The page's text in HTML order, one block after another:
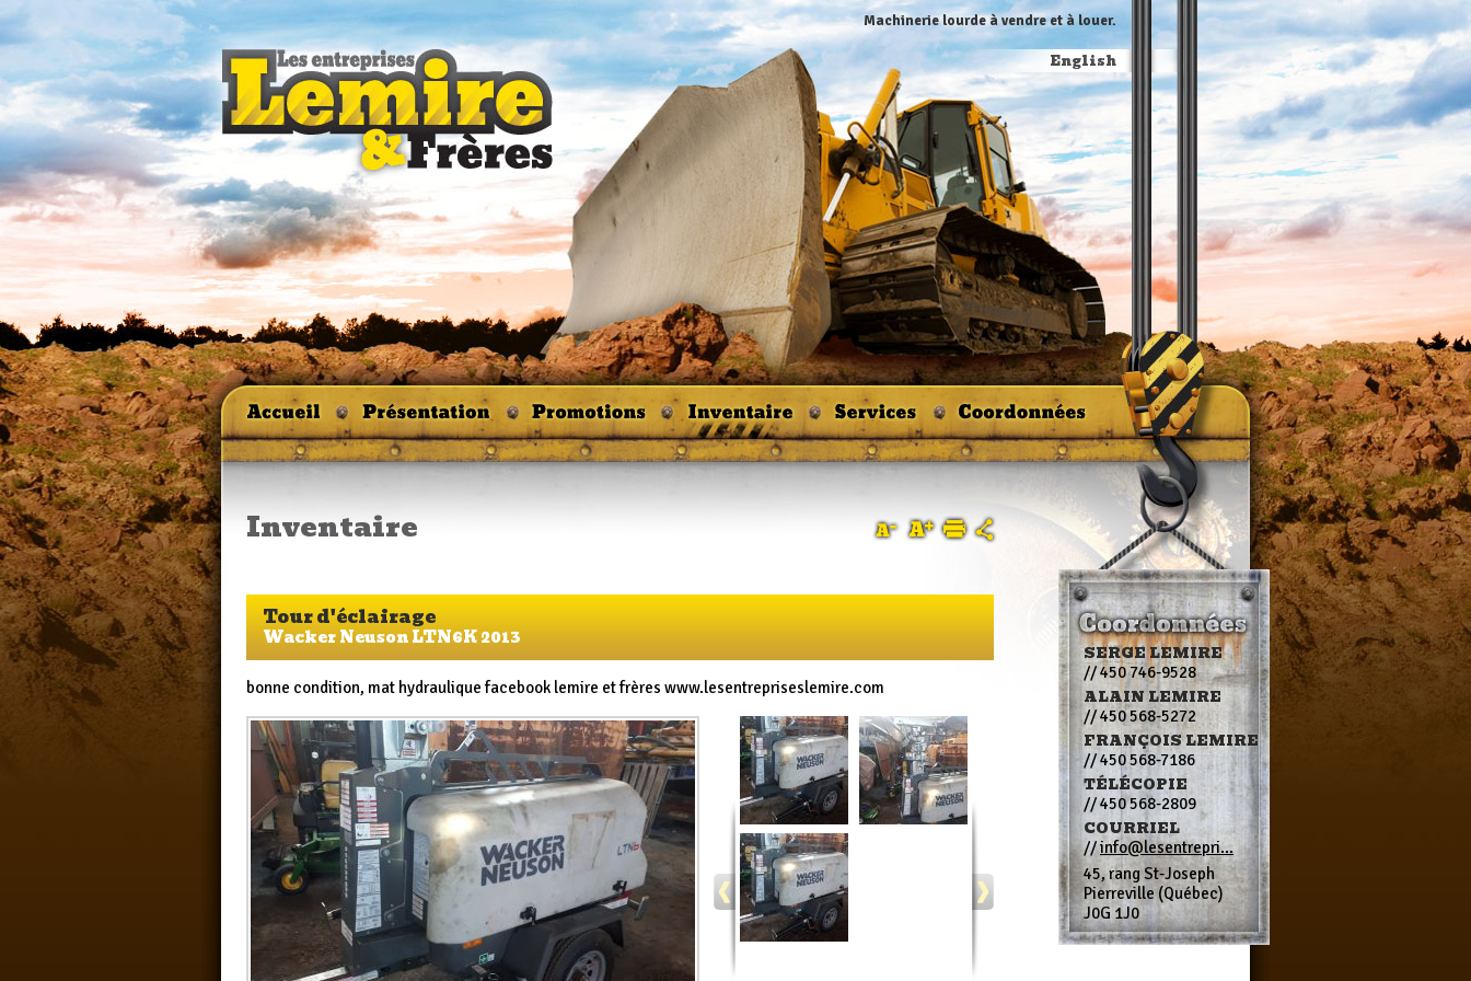
Machinerie lourde à vendre et à louer.
English
SERGE LEMIRE
// 450 746-9528
ALAIN LEMIRE
// 450 568-5272
FRANÇOIS LEMIRE
// 450 568-7186
TÉLÉCOPIE
// 450 568-2809
COURRIEL
//info@lesentrepri...
45, rang St-Joseph
Pierreville (Québec)
J0G 1J0
Inventaire
Tour d'éclairage
Wacker Neuson LTN6K 2013
bonne condition, mat hydraulique facebook lemire et frères www.lesentrepriseslemire.com